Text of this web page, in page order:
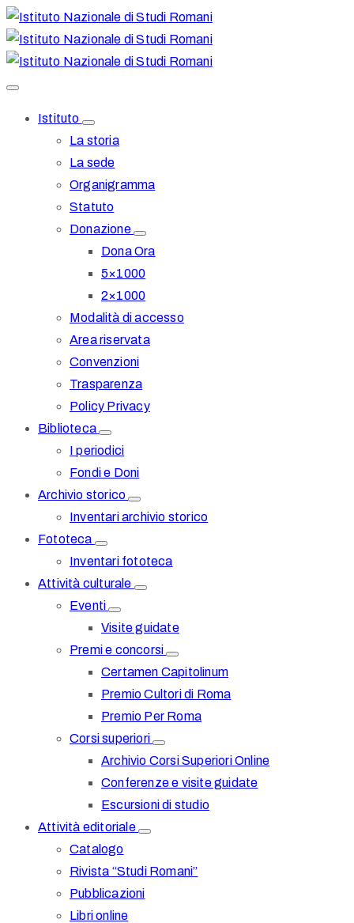
Istituto
La storia
La sede
Organigramma
Statuto
Donazione
Dona Ora
5×1000
2×1000
Modalità di accesso
Area riservata
Convenzioni
Trasparenza
Policy Privacy
Biblioteca
I periodici
Fondi e Doni
Archivio storico
Inventari archivio storico
Fototeca
Inventari fototeca
Attività culturale
Eventi
Visite guidate
Premi e concorsi
Certamen Capitolinum
Premio Cultori di Roma
Premio Per Roma
Corsi superiori
Archivio Corsi Superiori Online
Conferenze e visite guidate
Escursioni di studio
Attività editoriale
Catalogo
Rivista “Studi Romani”
Pubblicazioni
Libri online